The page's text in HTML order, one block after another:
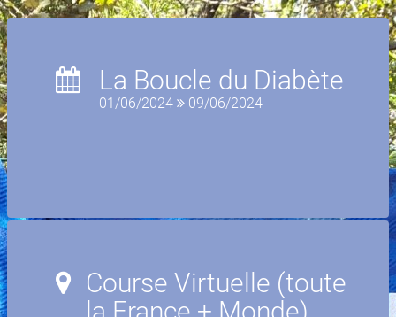
La Boucle du Diabète
01/06/2024 09/06/2024
Course Virtuelle (toute